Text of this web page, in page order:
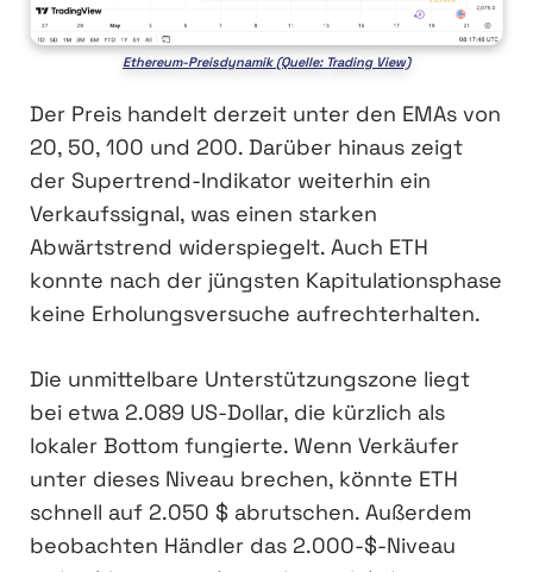
Ethereum-Preisdynamik (Quelle: Trading View)
Der Preis handelt derzeit unter den EMAs von
20, 50, 100 und 200. Darüber hinaus zeigt
der Supertrend-Indikator weiterhin ein
Verkaufssignal, was einen starken
Abwärtstrend widerspiegelt. Auch ETH
konnte nach der jüngsten Kapitulationsphase
keine Erholungsversuche aufrechterhalten.
Die unmittelbare Unterstützungszone liegt
bei etwa 2.089 US-Dollar, die kürzlich als
lokaler Bottom fungierte. Wenn Verkäufer
unter dieses Niveau brechen, könnte ETH
schnell auf 2.050 $ abrutschen. Außerdem
beobachten Händler das 2.000-$-Niveau